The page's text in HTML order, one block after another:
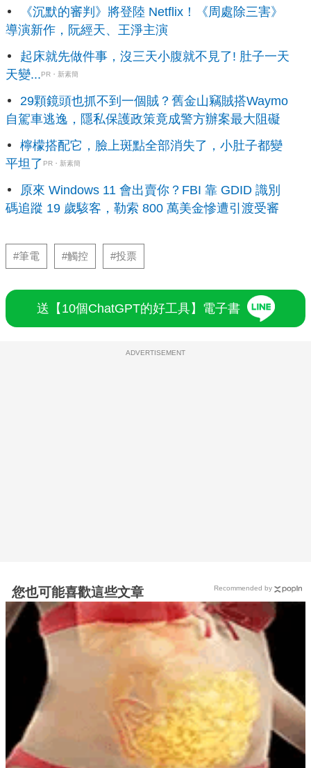
《沉默的審判》將登陸 Netflix！《周處除三害》
導演新作，阮經天、王淨主演
起床就先做件事，沒三天小腹就不見了! 肚子一天
天變...PR・新素簡
29顆鏡頭也抓不到一個賊？舊金山竊賊搭Waymo
自駕車逃逸，隱私保護政策竟成警方辦案最大阻礙
檸檬搭配它，臉上斑點全部消失了，小肚子都變
平坦了 PR・新素簡
原來 Windows 11 會出賣你？FBI 靠 GDID 識別
碼追蹤 19 歲駭客，勒索 800 萬美金慘遭引渡受審
#筆電 #觸控 #投票
送【10個ChatGPT的好工具】電子書
ADVERTISEMENT
您也可能喜歡這些文章 Recommended by